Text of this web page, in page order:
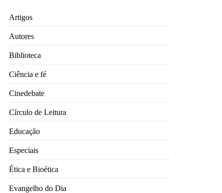
Artigos
Autores
Biblioteca
Ciência e fé
Cinedebate
Círculo de Leitura
Educação
Especiais
Ética e Bioética
Evangelho do Dia